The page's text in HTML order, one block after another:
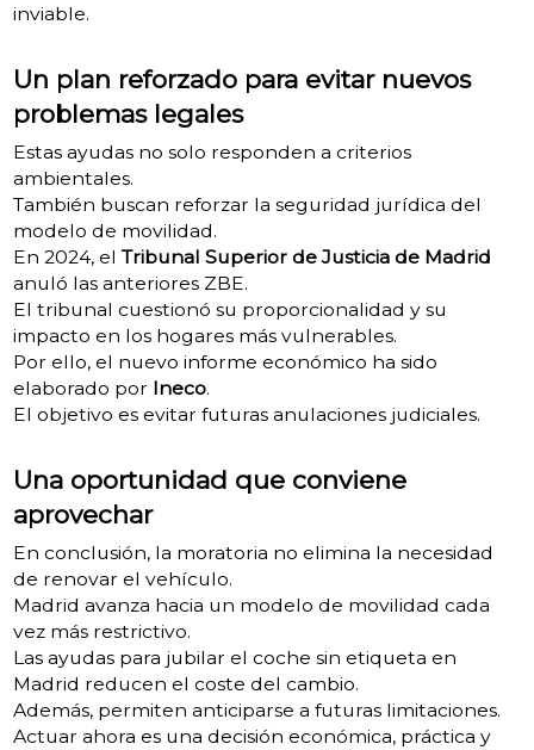
inviable.
Un plan reforzado para evitar nuevos
problemas legales
Estas ayudas no solo responden a criterios
ambientales.
También buscan reforzar la seguridad jurídica del
modelo de movilidad.
En 2024, el Tribunal Superior de Justicia de Madrid
anuló las anteriores ZBE.
El tribunal cuestionó su proporcionalidad y su
impacto en los hogares más vulnerables.
Por ello, el nuevo informe económico ha sido
elaborado por Ineco.
El objetivo es evitar futuras anulaciones judiciales.
Una oportunidad que conviene
aprovechar
En conclusión, la moratoria no elimina la necesidad
de renovar el vehículo.
Madrid avanza hacia un modelo de movilidad cada
vez más restrictivo.
Las ayudas para jubilar el coche sin etiqueta en
Madrid reducen el coste del cambio.
Además, permiten anticiparse a futuras limitaciones.
Actuar ahora es una decisión económica, práctica y